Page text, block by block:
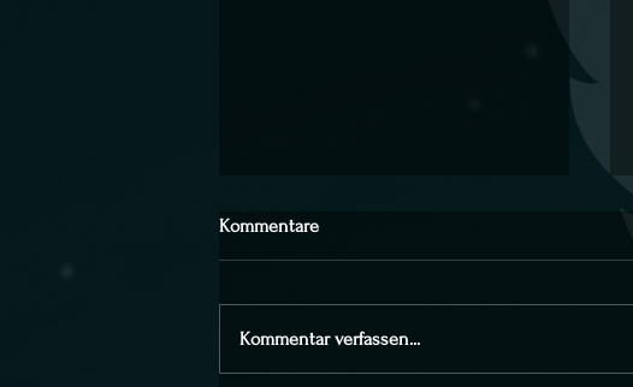
Kommentare
Kommentar verfassen...